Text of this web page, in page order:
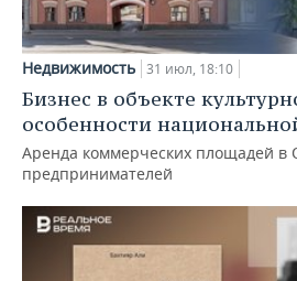
Недвижимость 31 июл, 18:10
Бизнес в объекте
особенности
Аренда коммерческих площадей в
предпринимателей